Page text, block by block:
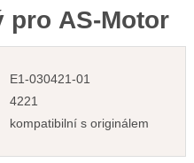
pro AS-Motor
E1-030421-01
4221
kompatibilní s originálem